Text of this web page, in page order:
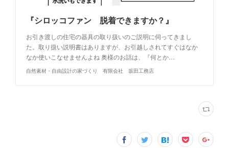
『シロッコファン 脱着できますか？』
お引き渡しの住宅の器具の取り扱いのご説明に伺ってきまし
た。取り扱い説明書はありますが、お引越しされてすぐはなか
なか使いこなせませんよね 奥様のお話は、『何とか…
自然素材・自由設計の家づくり 有限会社 坂田工務店